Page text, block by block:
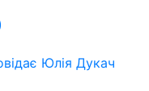
Юлія Дукач